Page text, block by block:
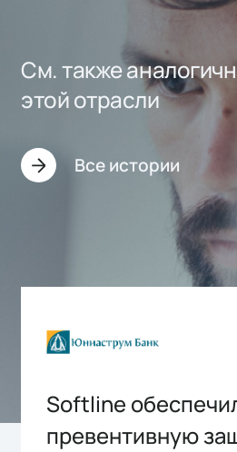
См. также
этой отрасли
Все истории
Softline
превентивную